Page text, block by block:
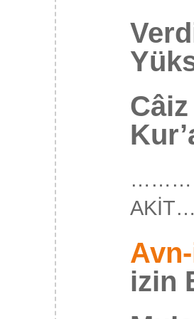
izin